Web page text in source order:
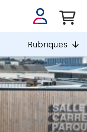
Se
connecter
Rubriques